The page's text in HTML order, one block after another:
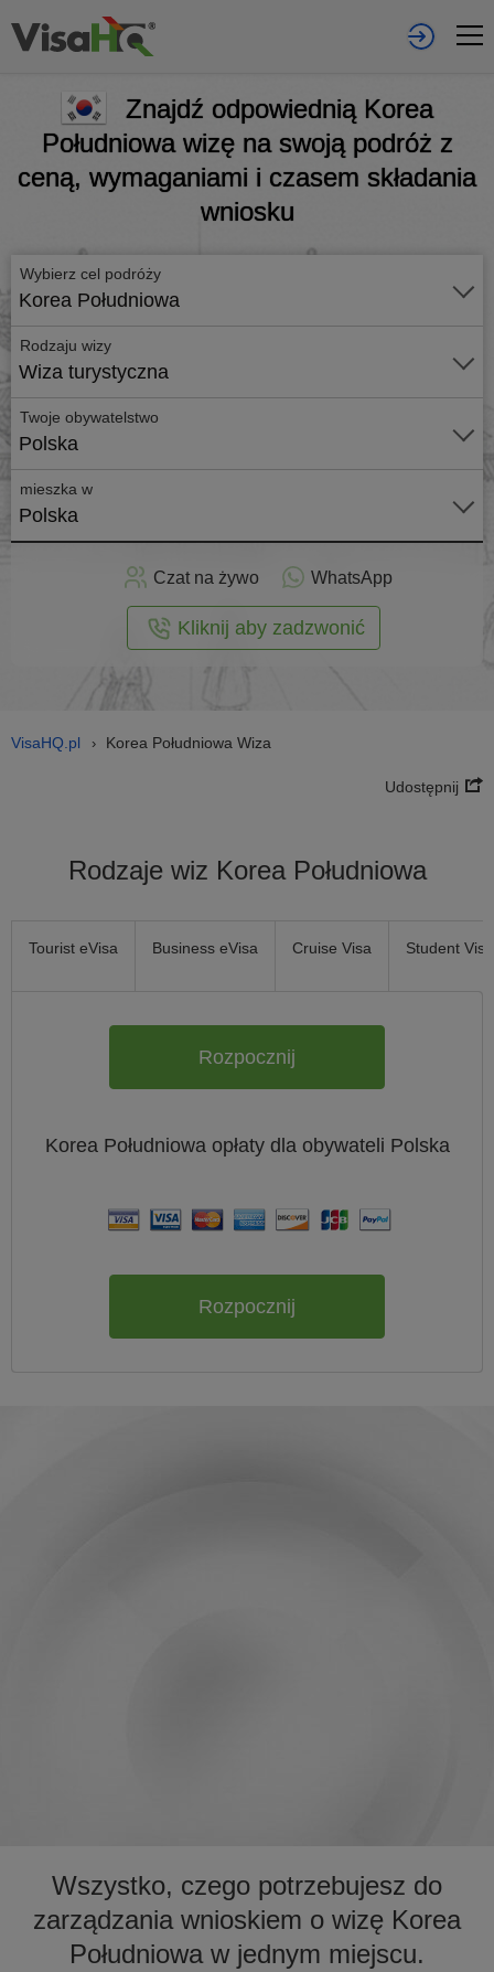
Znajdź odpowiednią Korea
Południowa wizę na swoją podróż z
ceną, wymaganiami i czasem składania
wniosku
Wybierz cel podróży
Korea Południowa
Rodzaju wizy
Wiza turystyczna
Twoje obywatelstwo
Polska
mieszka w
Polska
Złóż
Czat na żywo WhatsApp
Kliknij aby zadzwonić
VisaHQ.pl › Korea Południowa Wiza
Udostępnij
Rodzaje wiz Korea Południowa
Tourist eVisa Business eVisa Cruise Visa Student Visa
Rozpocznij
Korea Południowa opłaty dla obywateli Polska
Rozpocznij
Wszystko, czego potrzebujesz do
zarządzania wnioskiem o wizę Korea
Południowa w jednym miejscu.